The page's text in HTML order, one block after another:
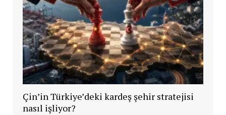
Çin’in Türkiye’deki kardeş şehir stratejisi
nasıl işliyor?